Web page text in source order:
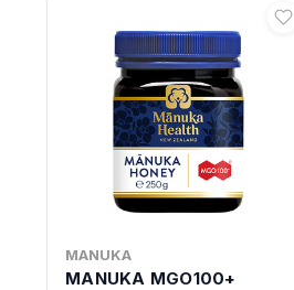
MANUKA
MANUKA MGO100+